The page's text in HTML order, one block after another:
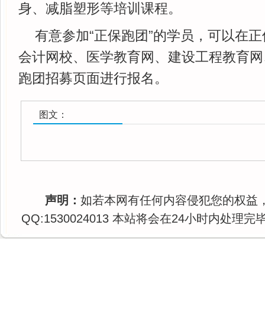
身、减脂塑形等培训课程。
有意参加“正保跑团”的学员，可以在
会计网校、医学教育网、建设工程教育
跑团招募页面进行报名。
图文：
声明： 如若本网有任何内容侵犯您的权益
QQ:1530024013 本站将会在24小时内处理完